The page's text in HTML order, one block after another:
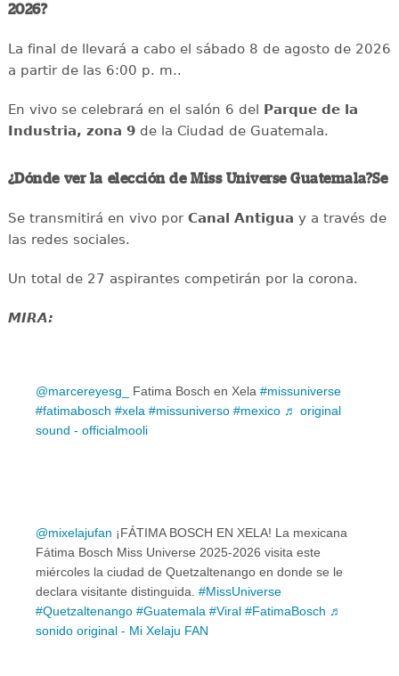
2026?
La final de llevará a cabo el sábado 8 de agosto de 2026
a partir de las 6:00 p. m..
En vivo se celebrará en el salón 6 del Parque de la
Industria, zona 9de la Ciudad de Guatemala.
¿Dónde ver la elección de Miss Universe Guatemala?Se
Se transmitirá en vivo porCanal Antigua y a través de
las redes sociales.
Un total de 27 aspirantes competirán por la corona.
MIRA:
@marcereyesg_ Fatima Bosch en Xela #missuniverse
#fatimabosch #xela #missuniverso #mexico ♬ original
sound - officialmooli
@mixelajufan ¡FÁTIMA BOSCH EN XELA! La mexicana
Fátima Bosch Miss Universe 2025-2026 visita este
miércoles la ciudad de Quetzaltenango en donde se le
declara visitante distinguida. #MissUniverse
#Quetzaltenango #Guatemala #Viral #FatimaBosch ♬
sonido original - Mi Xelaju FAN